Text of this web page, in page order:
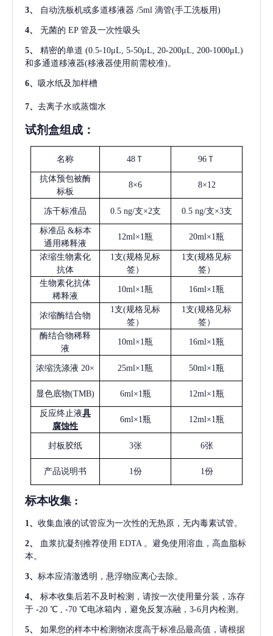
3、 自动洗板机或多道移液器 /5ml 滴管(手工洗板用)
4、 无菌的 EP 管及一次性吸头
5、 精密的单道 (0.5-10μL, 5-50μL, 20-200μL, 200-1000μL)
和多通道移液器(移液器使用前需校准)。
6、 吸水纸及加样槽
7、 去离子水或蒸馏水
试剂盒组成：
名称 48Ｔ 96Ｔ
抗体预包被酶
标板
8×6 8×12
冻干标准品 0.5 ng/支×2支 0.5 ng/支×3支
标准品 &标本
通用稀释液
12ml×1瓶 20ml×1瓶
浓缩生物素化
抗体
1支(规格见标
签）
1支(规格见标
签）
生物素化抗体
稀释液
10ml×1瓶 16ml×1瓶
浓缩酶结合物
1支(规格见标
签）
1支(规格见标
签）
酶结合物稀释
液
10ml×1瓶 16ml×1瓶
浓缩洗涤液 20× 25ml×1瓶 50ml×1瓶
显色底物(TMB) 6ml×1瓶 12ml×1瓶
反应终止液具
腐蚀性
6ml×1瓶 12ml×1瓶
封板胶纸 3张 6张
产品说明书 1份 1份
标本收集 :
1、 收集血液的试管应为一次性的无热原，无内毒素试管。
2、 血浆抗凝剂推荐使用 EDTA 。避免使用溶血，高血脂标
本。
3、 标本应清澈透明，悬浮物应离心去除。
4、
标本收集后若不及时检测，请按一次使用量分装，冻存
于 -20 ℃ , -70 ℃电冰箱内，避免反复冻融，3-6月内检测。
5、 如果您的样本中检测物浓度高于标准品最高值，请根据